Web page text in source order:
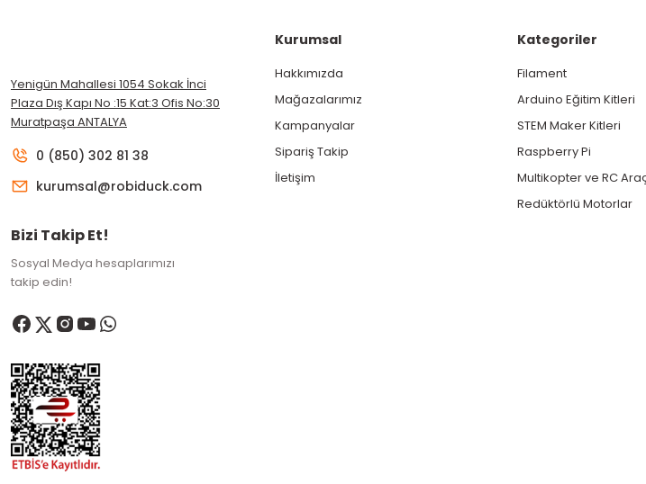
Yenigün Mahallesi 1054 Sokak İnci
Plaza Dış Kapı No :15 Kat:3 Ofis No:30
Muratpaşa ANTALYA
0 (850) 302 81 38
kurumsal@robiduck.com
Bizi Takip Et!
Sosyal Medya hesaplarımızı
takip edin!
Kurumsal
Hakkımızda
Mağazalarımız
Kampanyalar
Sipariş Takip
İletişim
Kategoriler
Filament
Arduino Eğitim Kitleri
STEM Maker Kitleri
Raspberry Pi
Multikopter ve RC
Redüktörlü Motorlar